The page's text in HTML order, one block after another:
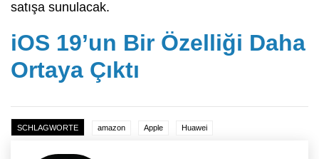
satışa sunulacak.
iOS 19’un Bir Özelliği Daha
Ortaya Çıktı
SCHLAGWORTE amazon Apple Huawei